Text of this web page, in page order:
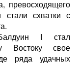
превосходящего
стали схватки с
I стал
Востоку свое
ряда удачных